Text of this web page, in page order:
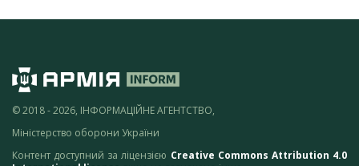
© 2018 - 2026, ІНФОРМАЦІЙНЕ АГЕНТСТВО,
Міністерство оборони України
Контент доступний за ліцензією Creative Commons Attribution 4.0